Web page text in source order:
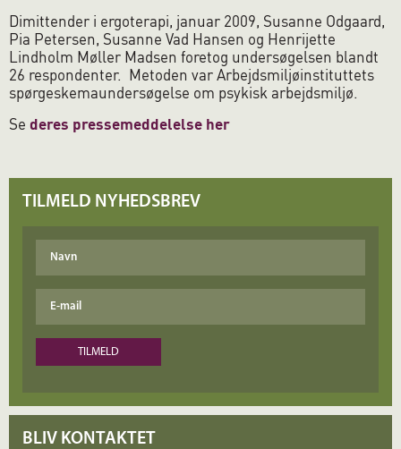
Dimittender i ergoterapi, januar 2009, Susanne Odgaard,
Pia Petersen, Susanne Vad Hansen og Henrijette
Lindholm Møller Madsen foretog undersøgelsen blandt
26 respondenter. Metoden var Arbejdsmiljøinstituttets
spørgeskemaundersøgelse om psykisk arbejdsmiljø.
Se deres pressemeddelelse her
TILMELD NYHEDSBREV
BLIV KONTAKTET